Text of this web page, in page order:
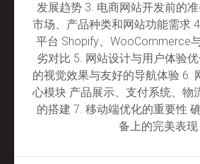
发展趋势 3. 电商网站开发前的
市场、产品种类和网站功能需求
平台 Shopify、WooCommerce
劣对比 5. 网站设计与用户体验
的视觉效果与友好的导航体验 6.
心模块 产品展示、支付系统、物
的搭建 7. 移动端优化的重要性
备上的完美表现